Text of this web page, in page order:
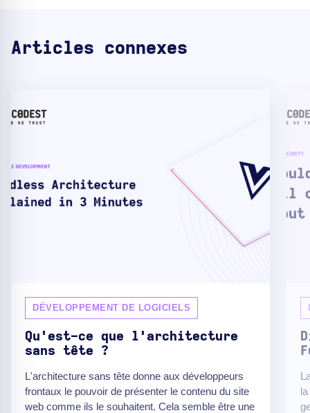
Articles connexes
DÉVELOPPEMENT DE LOGICIELS
Qu'est-ce que l'architecture
sans tête ?
L'architecture sans tête donne aux développeurs
frontaux le pouvoir de présenter le contenu du site
web comme ils le souhaitent. Cela semble être une